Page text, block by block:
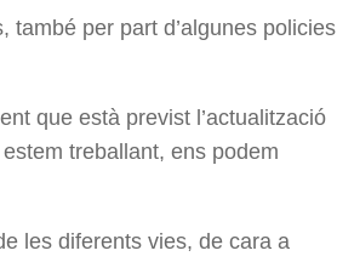
per part d’algunes policies
que està previst l’actualització
treballant, ens podem
les diferents vies, de cara a